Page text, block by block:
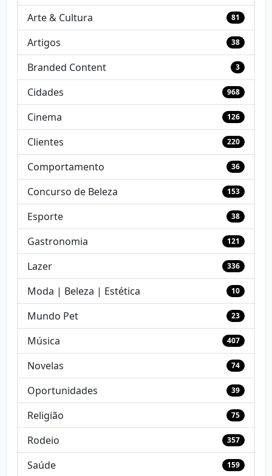
Arte & Cultura 81
Artigos 38
Branded Content 3
Cidades 968
Cinema 126
Clientes 220
Comportamento 36
Concurso de Beleza 153
Esporte 38
Gastronomia 121
Lazer 336
Moda | Beleza | Estética 10
Mundo Pet 23
Música 407
Novelas 74
Oportunidades 39
Religião 75
Rodeio 357
Saúde 159